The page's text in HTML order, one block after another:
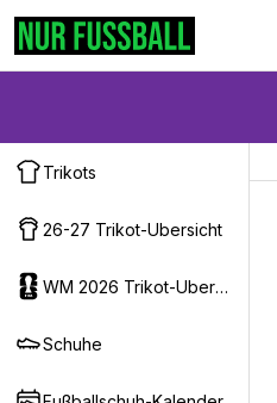
Trikots
26-27 Trikot-Ubersicht
WM 2026 Trikot-Ubersicht
Schuhe